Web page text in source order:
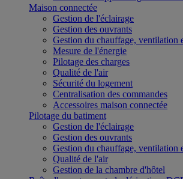
Maison connectée
Gestion de l'éclairage
Gestion des ouvrants
Gestion du chauffage, ventilation
Mesure de l'énergie
Pilotage des charges
Qualité de l'air
Sécurité du logement
Centralisation des commandes
Accessoires maison connectée
Pilotage du batiment
Gestion de l'éclairage
Gestion des ouvrants
Gestion du chauffage, ventilation
Qualité de l'air
Gestion de la chambre d'hôtel